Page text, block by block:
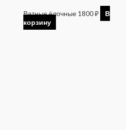
Ватные ёлочные 1800₽
В
корзину